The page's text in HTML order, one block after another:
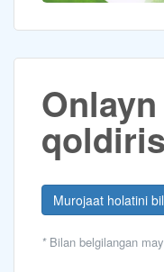
Murojaat holatini
*Bilan belgilangan